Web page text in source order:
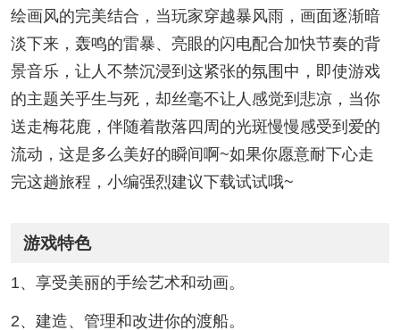
绘画风的完美结合，当玩家穿越暴风雨，画面逐渐暗
淡下来，轰鸣的雷暴、亮眼的闪电配合加快节奏的背
景音乐，让人不禁沉浸到这紧张的氛围中，即使游戏
的主题关乎生与死，却丝毫不让人感觉到悲凉，当你
送走梅花鹿，伴随着散落四周的光斑慢慢感受到爱的
流动，这是多么美好的瞬间啊~如果你愿意耐下心走
完这趟旅程，小编强烈建议下载试试哦~
游戏特色
1、享受美丽的手绘艺术和动画。
2、建造、管理和改进你的渡船。